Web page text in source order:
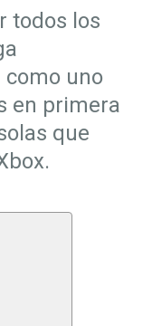
todos los
como uno
en primera
que